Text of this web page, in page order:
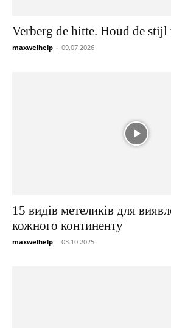
Verberg de hitte. Houd de stijl
maxwelhelp - 09.07.2026
15 видів метеликів для
кожного континенту
maxwelhelp - 03.10.2025